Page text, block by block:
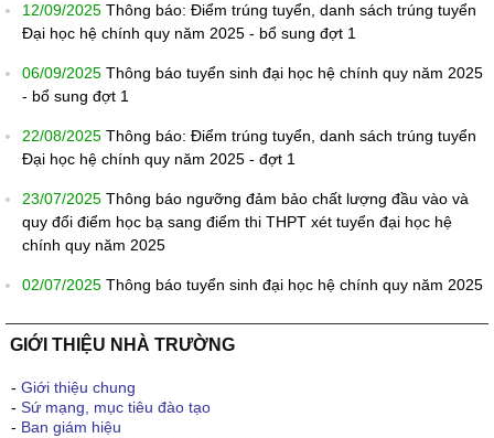
12/09/2025 Thông báo: Điểm trúng tuyển, danh sách trúng tuyển
Đại học hệ chính quy năm 2025 - bổ sung đợt 1
06/09/2025 Thông báo tuyển sinh đại học hệ chính quy năm 2025
- bổ sung đợt 1
22/08/2025 Thông báo: Điểm trúng tuyển, danh sách trúng tuyển
Đại học hệ chính quy năm 2025 - đợt 1
23/07/2025 Thông báo ngưỡng đảm bảo chất lượng đầu vào và
quy đổi điểm học bạ sang điểm thi THPT xét tuyển đại học hệ
chính quy năm 2025
02/07/2025 Thông báo tuyển sinh đại học hệ chính quy năm 2025
GIỚI THIỆU NHÀ TRƯỜNG
- Giới thiệu chung
- Sứ mạng, mục tiêu đào tạo
- Ban giám hiệu